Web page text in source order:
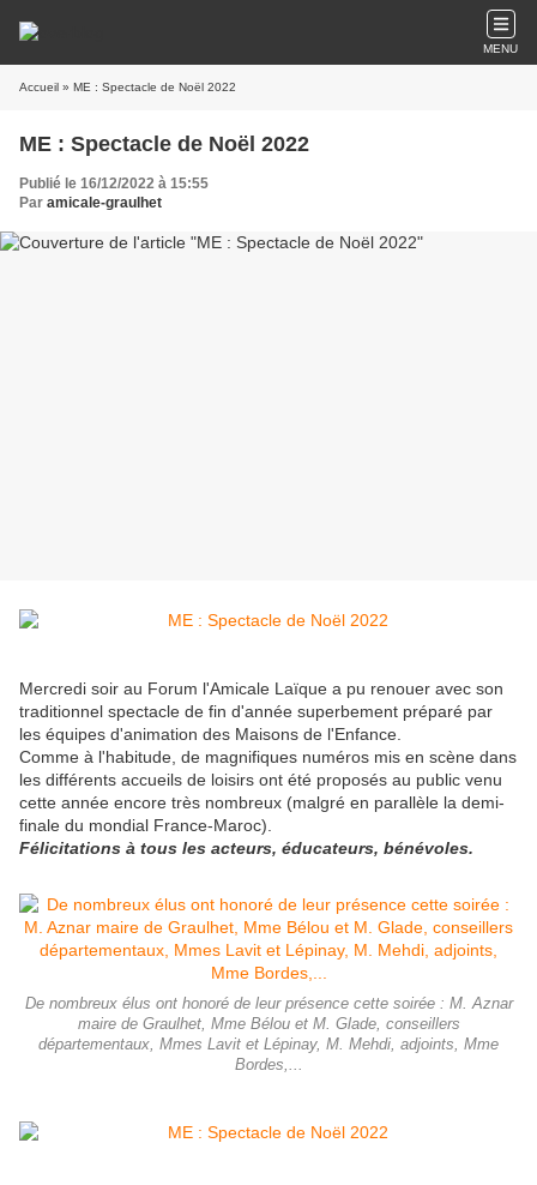
MENU
Accueil » ME : Spectacle de Noël 2022
ME : Spectacle de Noël 2022
Publié le 16/12/2022 à 15:55
Par amicale-graulhet
Mercredi soir au Forum l'Amicale Laïque a pu renouer avec son
traditionnel spectacle de fin d'année superbement préparé par
les équipes d'animation des Maisons de l'Enfance.
Comme à l'habitude, de magnifiques numéros mis en scène dans
les différents accueils de loisirs ont été proposés au public venu
cette année encore très nombreux (malgré en parallèle la demi-
finale du mondial France-Maroc).
Félicitations à tous les acteurs, éducateurs, bénévoles.
De nombreux élus ont honoré de leur présence cette soirée : M. Aznar
maire de Graulhet, Mme Bélou et M. Glade, conseillers
départementaux, Mmes Lavit et Lépinay, M. Mehdi, adjoints, Mme
Bordes,...